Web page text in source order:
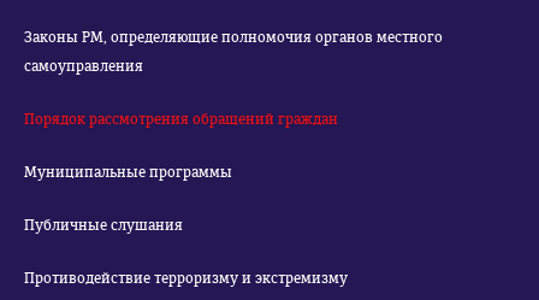
Законы РМ, определяющие полномочия органов местного
самоуправления
Порядок рассмотрения обращений граждан
Муниципальные программы
Публичные слушания
Противодействие терроризму и экстремизму